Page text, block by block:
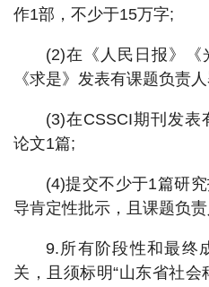
作1部，不少于15万字;
(2)在《人民日报》《
《求是》发表有课题负责
(3)在CSSCI期刊发
论文1篇;
(4)提交不少于1篇研
导肯定性批示，且课题负责
9.所有阶段性和最终
关，且须标明“山东省社会